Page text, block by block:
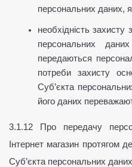
персональних даних,
необхідність захисту
персональних
передаються
потреби захисту
Суб’єкта
його даних
3.1.12 Про передачу
Інтернет магазин протягом
Суб’єкта персональних